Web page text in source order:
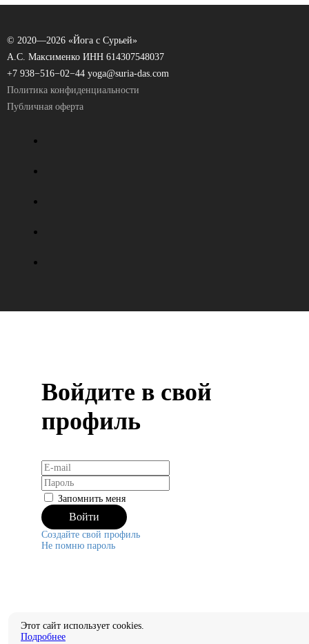
© 2020—2026 «Йога с Сурьей»
А.С. Максименко ИНН 614307548037
+7 938−516−02−44 yoga@suria-das.com
Политика конфиденциальности
Публичная оферта
Войдите в свой
профиль
Запомнить меня
Создайте свой профиль
Не помню пароль
Этот сайт использует cookies.
Подробнее